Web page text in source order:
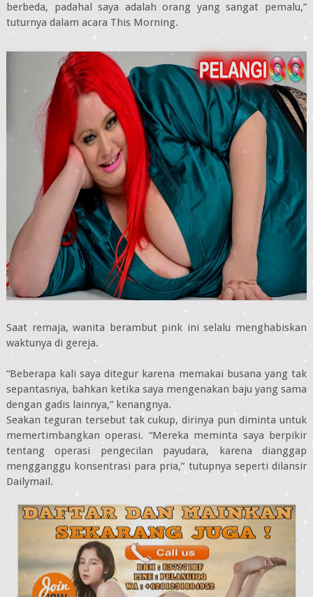
berbeda, padahal saya adalah orang yang sangat pemalu,”
tuturnya dalam acara This Morning.
Saat remaja, wanita berambut pink ini selalu menghabiskan
waktunya di gereja.
“Beberapa kali saya ditegur karena memakai busana yang tak
sepantasnya, bahkan ketika saya mengenakan baju yang sama
dengan gadis lainnya,” kenangnya.
Seakan teguran tersebut tak cukup, dirinya pun diminta untuk
memertimbangkan operasi. “Mereka meminta saya berpikir
tentang operasi pengecilan payudara, karena dianggap
mengganggu konsentrasi para pria,” tutupnya seperti dilansir
Dailymail.